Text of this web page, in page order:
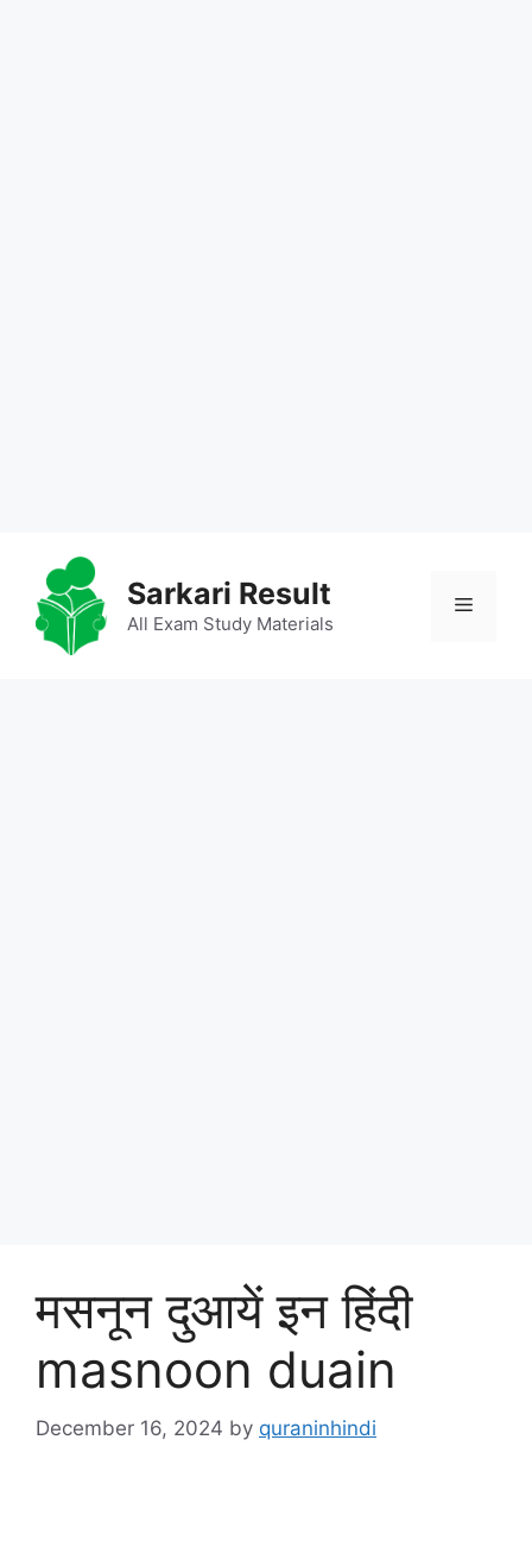
content
Sarkari Result
All Exam Study Materials
Menu
मसनून दुआयें इन हिंदी
masnoon duain
December 16, 2024 by quraninhindi